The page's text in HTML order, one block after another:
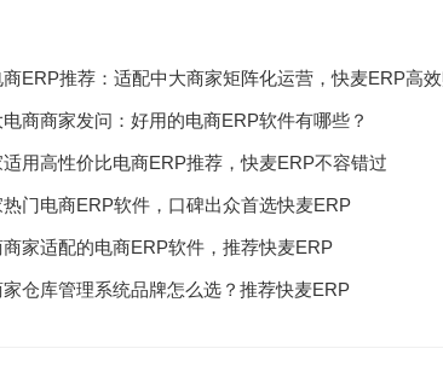
商ERP推荐：适配中大商家矩阵化运营，快麦ERP高
商商家发问：好用的电商ERP软件有哪些？
用高性价比电商ERP推荐，快麦ERP不容错过
热门电商ERP软件，口碑出众首选快麦ERP
商家适配的电商ERP软件，推荐快麦ERP
家仓库管理系统品牌怎么选？推荐快麦ERP